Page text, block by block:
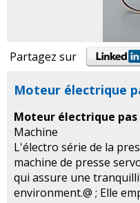
Partagez sur
Moteur électrique
Moteur électrique pas
Machine
L'électro série de la
machine de presse
qui assure une
environment.@ ; Elle